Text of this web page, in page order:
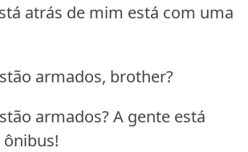
atrás de mim está com uma
armados, brother?
armados? A gente está